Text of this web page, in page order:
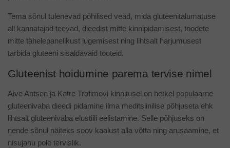
Tema sõnul tulenevad põhilised vead, mida gluteenitalumatuse
all kannatajad teevad, dieedist mitte kinnipidamisest, toodete
mitte tähelepanelikust lugemisest ning lihtsalt harjumusest
tarbida gluteeni sisaldavaid tooteid.
Gluteenist hoidumine parema tervise nimel
Aive Antson ja Katre Trofimovi kinnitusel on hetkel populaarne
gluteenivaba dieedi pidamine ilma meditsiinilise põhjuseta ehk
lihtsalt gluteenivaba elustiili eelistamine. Selle põhjuseks on
nende sõnul näiteks soov kaalust alla võtta ning arusaamine, et
nisujahu pole tervislik.